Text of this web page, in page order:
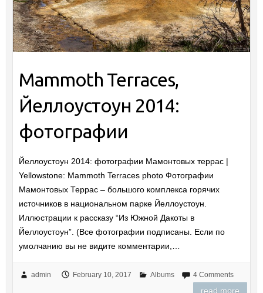
Mammoth Terraces,
Йеллоустоун 2014:
фотографии
Йеллоустоун 2014: фотографии Мамонтовых террас |
Yellowstone: Mammoth Terraces photo Фотографии
Мамонтовых Террас – большого комплекса горячих
источников в национальном парке Йеллоустоун.
Иллюстрации к рассказу “Из Южной Дакоты в
Йеллоустоун”. (Все фотографии подписаны. Если по
умолчанию вы не видите комментарии,…
admin February 10, 2017 Albums 4 Comments
read more